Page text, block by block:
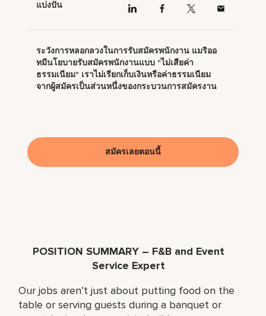
POSITION SUMMARY – F&B and Event
Service Expert
Our jobs aren’t just about putting food on the
table or serving guests during a banquet or
แบ่งปัน
ระวังการหลอกลวงในการรับสมัครพนักงาน แมริออ
ทมีนโยบายรับสมัครพนักงานแบบ "ไม่เสียค่า
ธรรมเนียม" เราไม่เรียกเก็บเงินหรือค่าธรรมเนียม
จากผู้สมัครเป็นส่วนหนึ่งของกระบวนการสมัครงาน
สมัครเลยตอนนี้